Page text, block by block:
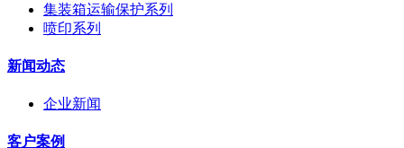
集装箱运输保护系列
喷印系列
新闻动态
企业新闻
客户案例